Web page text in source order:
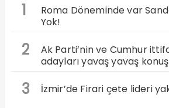
1
Roma Döneminde var
Yok!
2
Ak Parti’nin ve Cumhur
adayları yavaş yavaş
3 İzmir’de Firari çete lideri